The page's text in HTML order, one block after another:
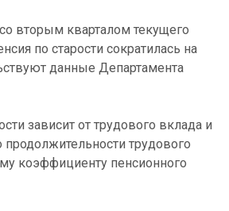
вторым кварталом текущего
по старости сократилась на
данные Департамента
зависит от трудового вклада и
продолжительности трудового
коэффициенту пенсионного